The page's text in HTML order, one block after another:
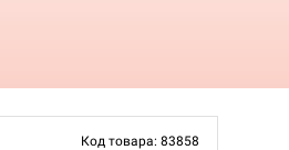
Код товара: 83858